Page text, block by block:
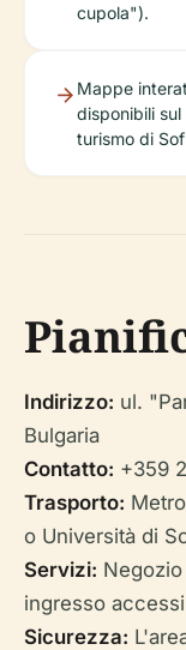
cupola").
Mappe
disponibili
turismo di
Indirizzo: ul.
Bulgaria
Contatto: +359
Trasporto:
o Università di
Servizi:
ingresso
Sicurezza: